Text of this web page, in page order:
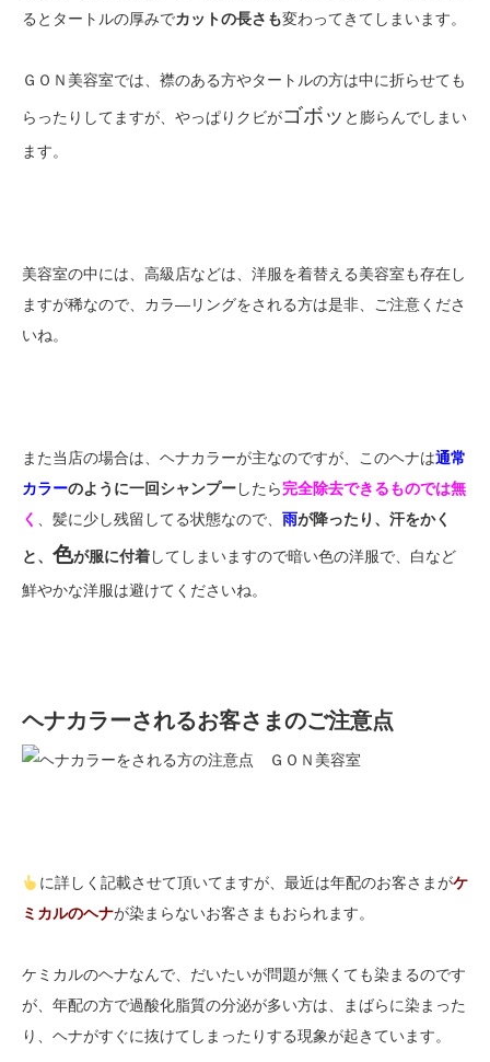
るとタートルの厚みでカットの長さも変わってきてしまいます。
ＧＯＮ美容室では、襟のある方やタートルの方は中に折らせても
らったりしてますが、やっぱりクビがゴボッ と膨らんでしまい
ます。
美容室の中には、高級店などは、洋服を着替える美容室も存在し
ますが稀なので、カラ―リングをされる方は是非、ご注意くださ
いね。
また当店の場合は、ヘナカラーが主なのですが、このヘナは通常
カラーのように一回シャンプーしたら完全除去できるものでは無
く 、髪に少し残留してる状態なので、 雨が降ったり、汗をかく
と、 色が服に付着してしまいますので暗い色の洋服で、白など
鮮やかな洋服は避けてくださいね。
ヘナカラーされるお客さまのご注意点
に詳しく記載させて頂いてますが、最近は年配のお客さまがケ
ミカルのヘナが染まらないお客さまもおられます。
ケミカルのヘナなんで、だいたいが問題が無くても染まるのです
が、年配の方で過酸化脂質の分泌が多い方は、まばらに染まった
り、ヘナがすぐに抜けてしまったりする現象が起きています。